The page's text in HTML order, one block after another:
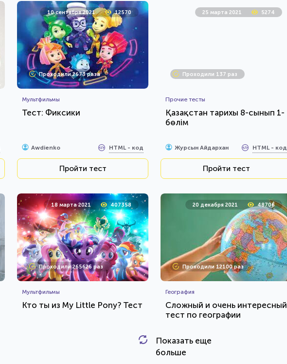
10 сентября 2021 12570
Проходили 2673 раза
Мультфильмы
Тест: Фиксики
Awdienko HTML - код
Пройти тест
25 марта 2021 5274
Проходили 137 раз
Прочие тесты
Қазақстан тарихы 8-сынып 1-
бөлім
Журсын Айдархан HTML - код
Пройти тест
18 марта 2021 407358
Проходили 265626 раз
Мультфильмы
Кто ты из My Little Pony? Тест
HTML - код
20 декабря 2021 48706
Проходили 12100 раз
География
Сложный и очень интересный
тест по географии
AlexYasnovidov
Показать еще
больше